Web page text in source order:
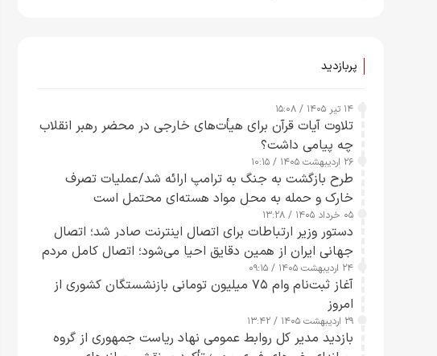
پربازدید
۱۴ تیر ۱۴۰۵ / ۱۵:۰۸
تلاوت آیات قرآن برای هیأت‌های خارجی در محضر رهبر انقلاب
چه پیامی داشت؟
۲۶ اردیبهشت ۱۴۰۵ / ۱۰:۱۵
طرح‌ بازگشت به جنگ به ترامپ ارائه شد/عملیات تصرف
خارک و حمله به محل مواد هسته‌ای محتمل است
۰۵ خرداد ۱۴۰۵ / ۱۳:۲۸
دستور وزیر ارتباطات برای اتصال اینترنت صادر شد؛ اتصال
جهانی ایران از همین دقایق احیا می‌شود؛ اتصال کامل مردم
تا ۲۴ ساعت آینده
۲۴ اردیبهشت ۱۴۰۵ / ۰۹:۱۵
آغاز ثبت‌نام وام ۷۵ میلیون تومانی بازنشستگان کشوری از
امروز
۲۹ اردیبهشت ۱۴۰۵ / ۱۳:۴۲
بازدید مدیر کل روابط عمومی نهاد ریاست جمهوری از گروه